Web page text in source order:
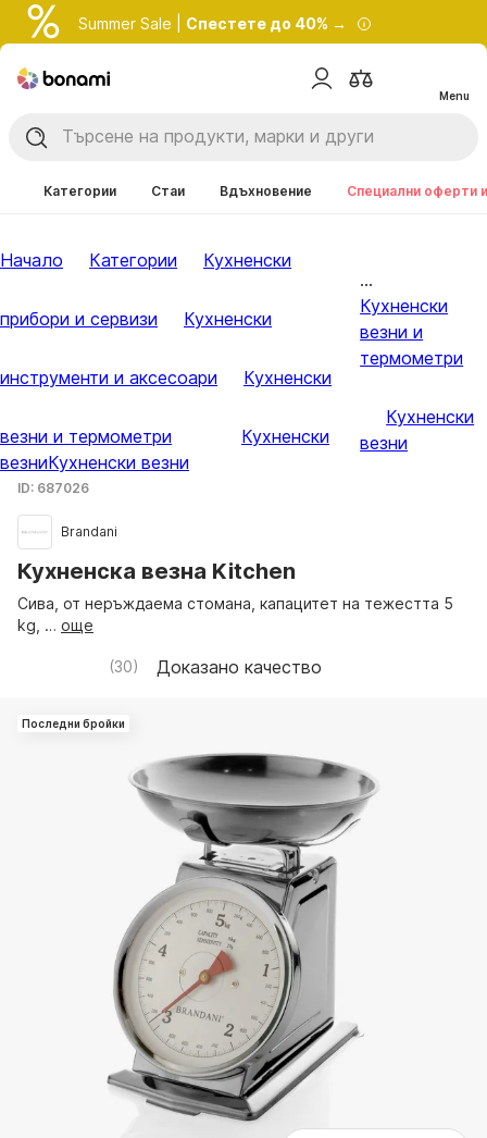
Summer Sale | Спестете до 40% →
Menu
Категории Стаи Вдъхновение Специални оферти
Начало Категории Кухненски
прибори и сервизи Кухненски
инструменти и аксесоари Кухненски
везни и термометри
Кухненски
везниКухненски везни
...
Кухненски
везни и
термометри
Кухненски
везни
Последни бройки
ID: 687026
Brandani
Кухненска везна Kitchen
Сива, от неръждаема стомана, капацитет на тежестта 5
kg , … още
(30) Доказано качество